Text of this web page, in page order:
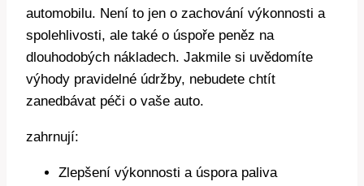
automobilu. Není to jen o zachování výkonnosti a
spolehlivosti, ale také o úspoře peněz na
dlouhodobých nákladech. Jakmile si uvědomíte
výhody pravidelné údržby, nebudete chtít
zanedbávat péči o vaše auto.
zahrnují:
Zlepšení výkonnosti a úspora paliva